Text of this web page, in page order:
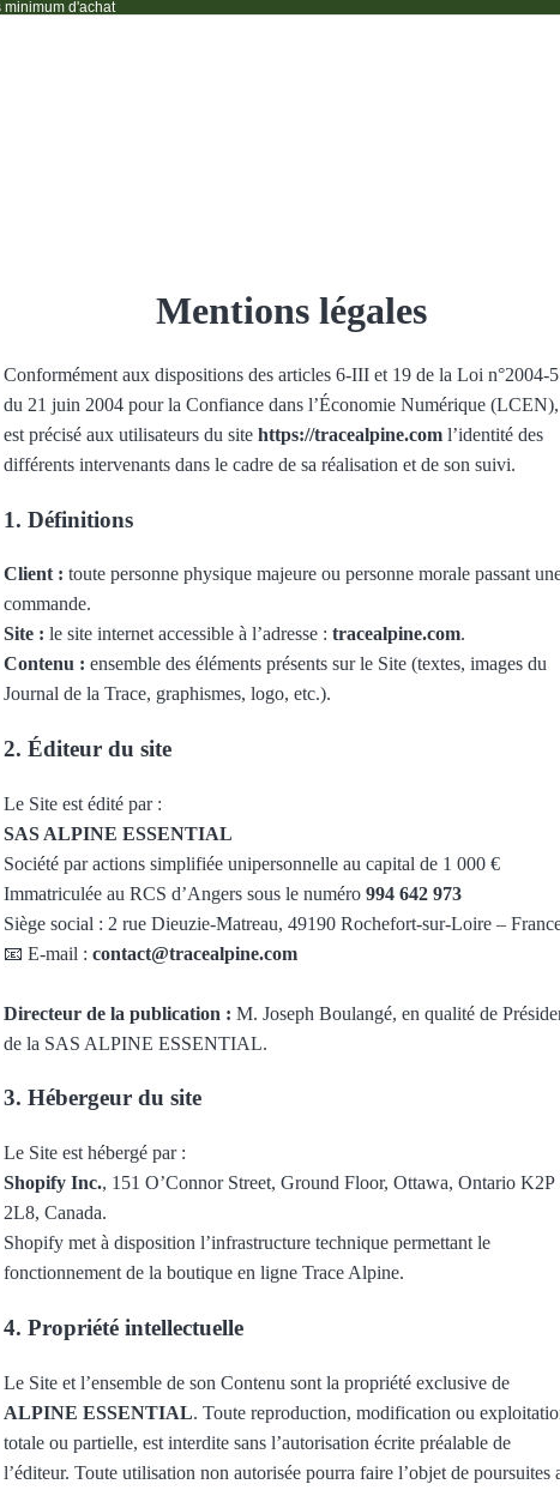
minimum d'achat
Mentions légales
Conformément aux dispositions des articles 6-III et 19 de la Loi n°2004-
du 21 juin 2004 pour la Confiance dans l’Économie Numérique
est précisé aux utilisateurs du site https://tracealpine.com l’identité des
différents intervenants dans le cadre de sa réalisation et de son suivi.
1. Définitions
Client : toute personne physique majeure ou personne morale passant
commande.
Site : le site internet accessible à l’adresse : tracealpine.com.
Contenu : ensemble des éléments présents sur le Site (textes, images du
Journal de la Trace, graphismes, logo, etc.).
2. Éditeur du site
Le Site est édité par :
SAS ALPINE ESSENTIAL
Société par actions simplifiée unipersonnelle au capital de 1 000 €
Immatriculée au RCS d’Angers sous le numéro 994 642 973
Siège social : 2 rue Dieuzie-Matreau, 49190 Rochefort-sur-Loire –
📧 E-mail : contact@tracealpine.com
Directeur de la publication : M. Joseph Boulangé, en qualité de
de la SAS ALPINE ESSENTIAL.
3. Hébergeur du site
Le Site est hébergé par :
Shopify Inc., 151 O’Connor Street, Ground Floor, Ottawa, Ontario K2P
2L8, Canada.
Shopify met à disposition l’infrastructure technique permettant le
fonctionnement de la boutique en ligne Trace Alpine.
4. Propriété intellectuelle
Le Site et l’ensemble de son Contenu sont la propriété exclusive de
ALPINE ESSENTIAL. Toute reproduction, modification ou
totale ou partielle, est interdite sans l’autorisation écrite préalable de
l’éditeur. Toute utilisation non autorisée pourra faire l’objet de poursuites